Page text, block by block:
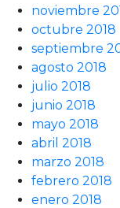
noviembre
octubre 2018
septiembre
agosto 2018
julio 2018
junio 2018
mayo 2018
abril 2018
marzo 2018
febrero 2018
enero 2018